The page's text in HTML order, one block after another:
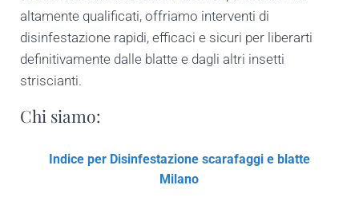
altamente qualificati, offriamo interventi di
disinfestazione rapidi, efficaci e sicuri per liberarti
definitivamente dalle blatte e dagli altri insetti
striscianti.
Chi siamo:
Indice per Disinfestazione scarafaggi e blatte
Milano